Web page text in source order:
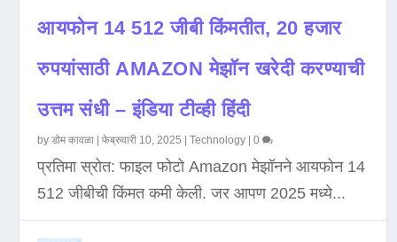
आयफोन 14 512 जीबी किंमतीत, 20 हजार
रुपयांसाठी AMAZON मेझॉन खरेदी करण्याची
उत्तम संधी – इंडिया टीव्ही हिंदी
byडोम कावळा |फेब्रुवारी 10, 2025 |Technology |0
प्रतिमा स्रोत: फाइल फोटो Amazon मेझॉनने आयफोन 14
512 जीबीची किंमत कमी केली. जर आपण 2025 मध्ये...